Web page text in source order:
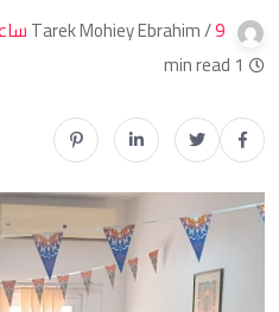
Tarek Mohiey Ebrahim /9 ساعات
1 min read